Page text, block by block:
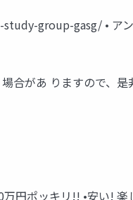
group-gasg/ • アン
合があ りますので、是
円ポッキリ!! •安い!